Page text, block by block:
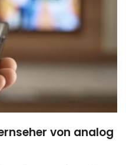
von analog